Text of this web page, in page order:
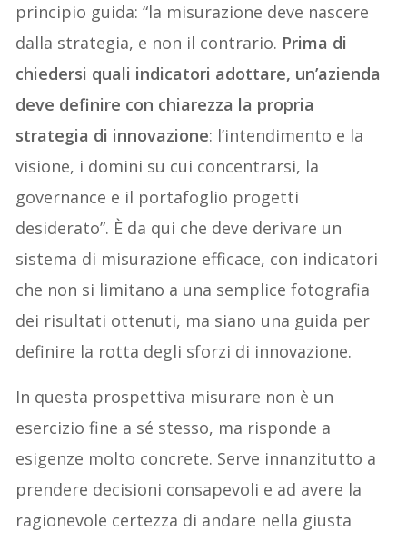
principio guida: “la misurazione deve nascere
dalla strategia, e non il contrario. Prima di
chiedersi quali indicatori adottare, un’azienda
deve definire con chiarezza la propria
strategia di innovazione: l’intendimento e la
visione, i domini su cui concentrarsi, la
governance e il portafoglio progetti
desiderato”. È da qui che deve derivare un
sistema di misurazione efficace, con indicatori
che non si limitano a una semplice fotografia
dei risultati ottenuti, ma siano una guida per
definire la rotta degli sforzi di innovazione.
In questa prospettiva misurare non è un
esercizio fine a sé stesso, ma risponde a
esigenze molto concrete. Serve innanzitutto a
prendere decisioni consapevoli e ad avere la
ragionevole certezza di andare nella giusta